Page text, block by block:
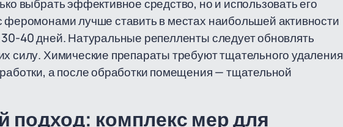
выбрать эффективное средство, но и использовать его
лучше ставить в местах наибольшей активности
40 дней. Натуральные репелленты следует обновлять
силу. Химические препараты требуют тщательного удаления
а после обработки помещения — тщательной
подход: комплекс мер для